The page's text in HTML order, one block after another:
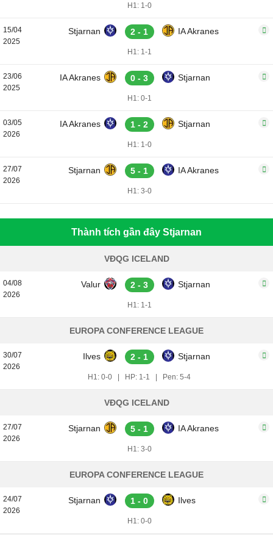
H1: 1-0
15/04
2025
Stjarnan 2 - 1 IA Akranes
H1: 1-1
23/06
2025
IA Akranes 0 - 3 Stjarnan
H1: 0-1
03/05
2026
IA Akranes 1 - 2 Stjarnan
H1: 1-0
27/07
2026
Stjarnan 5 - 1 IA Akranes
H1: 3-0
Thành tích gần đây Stjarnan
VĐQG ICELAND
04/08
2026
Valur 2 - 3 Stjarnan
H1: 1-1
EUROPA CONFERENCE LEAGUE
30/07
2026
Ilves 2 - 1 Stjarnan
H1: 0-0 HP: 1-1 Pen: 5-4
VĐQG ICELAND
27/07
2026
Stjarnan 5 - 1 IA Akranes
H1: 3-0
EUROPA CONFERENCE LEAGUE
24/07
2026
Stjarnan 1 - 0 Ilves
H1: 0-0